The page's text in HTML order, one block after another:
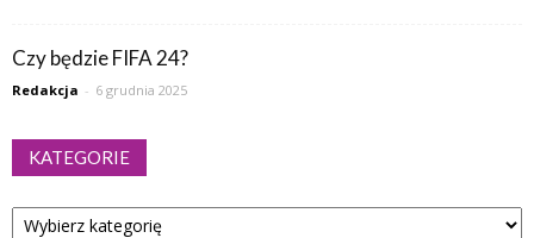
Czy będzie FIFA 24?
Redakcja - 6 grudnia 2025
KATEGORIE
Kategorie